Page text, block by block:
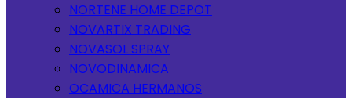
NORTENE HOME DEPOT
NOVARTIX TRADING
NOVASOL SPRAY
NOVODINAMICA
OCAMICA HERMANOS